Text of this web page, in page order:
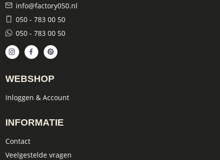
info@factory050.nl
050 - 783 00 50
050 - 783 00 50
WEBSHOP
Inloggen & Account
INFORMATIE
Contact
Veelgestelde vragen